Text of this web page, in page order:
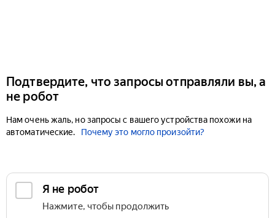
Подтвердите, что запросы отправляли вы, а
не робот
Нам очень жаль, но запросы с вашего устройства похожи на
автоматические.
Почему это могло произойти?